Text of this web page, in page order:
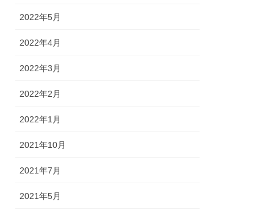
2022年5月
2022年4月
2022年3月
2022年2月
2022年1月
2021年10月
2021年7月
2021年5月